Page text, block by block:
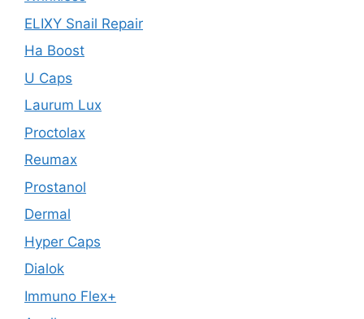
ELIXY Snail Repair
Ha Boost
U Caps
Laurum Lux
Proctolax
Reumax
Prostanol
Dermal
Hyper Caps
Dialok
Immuno Flex+